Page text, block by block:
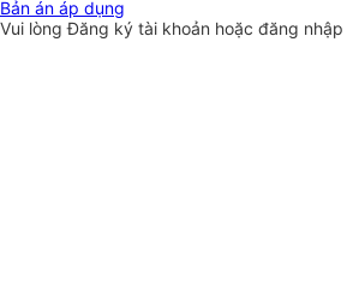
Bản án áp dụng
Vui lòngĐăng ký tài khoản hoặc đăng nhập